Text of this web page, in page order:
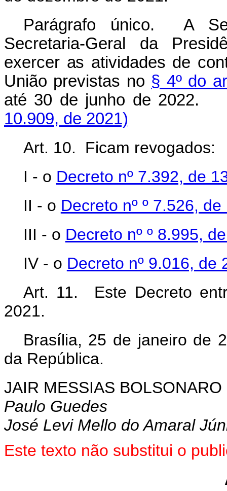
Parágrafo único. A
Secretaria-Geral da
exercer as atividades de
União previstas no § 4º do
até 30 de junho de
10.909, de 2021)
Art. 10. Ficam revogados:
I - o Decreto nº 7.392, de
II - o Decreto nº º 7.526,
III - o Decreto nº º 8.995,
IV - o Decreto nº 9.016,
Art. 11. Este Decreto
2021.
Brasília, 25 de janeiro de
da República.
JAIR MESSIAS BOLSONARO
Paulo Guedes
José Levi Mello do Amaral
Este texto não substitui o